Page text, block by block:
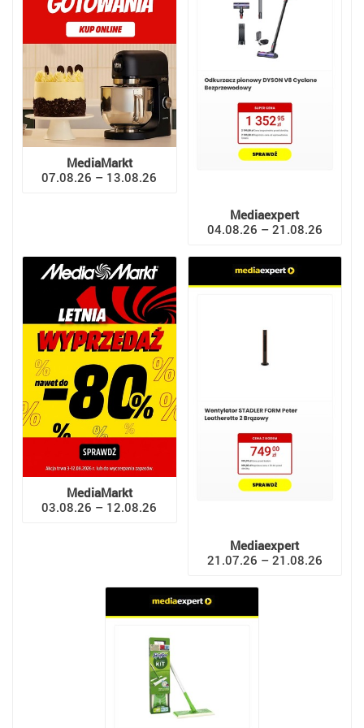
MediaMarkt
07.08.26 – 13.08.26
Mediaexpert
04.08.26 – 21.08.26
MediaMarkt
03.08.26 – 12.08.26
Mediaexpert
21.07.26 – 21.08.26